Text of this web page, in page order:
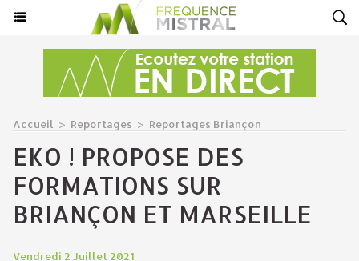
Accueil > Reportages > Reportages Briançon
EKO ! PROPOSE DES
FORMATIONS SUR
BRIANÇON ET MARSEILLE
Vendredi 2 Juillet 2021